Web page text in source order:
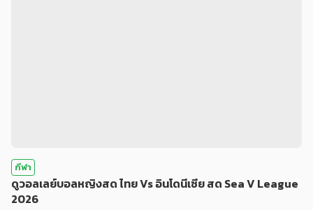
กีฬา
ดูวอลเลย์บอลหญิงสด ไทย Vs อินโดนีเซีย สด Sea V League
2026